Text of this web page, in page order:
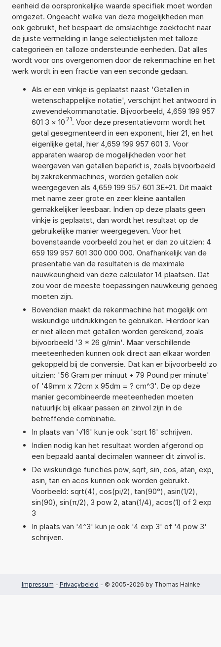
eenheid de oorspronkelijke waarde specifiek moet worden
omgezet. Ongeacht welke van deze mogelijkheden men
ook gebruikt, het bespaart de omslachtige zoektocht naar
de juiste vermelding in lange selectielijsten met talloze
categorieën en talloze ondersteunde eenheden. Dat alles
wordt voor ons overgenomen door de rekenmachine en het
werk wordt in een fractie van een seconde gedaan.
Als er een vinkje is geplaatst naast 'Getallen in
wetenschappelijke notatie', verschijnt het antwoord in
zwevendekommanotatie. Bijvoorbeeld, 4,659 199 957
601 3 × 10 21. Voor deze presentatievorm wordt het
getal gesegmenteerd in een exponent, hier 21, en het
eigenlijke getal, hier 4,659 199 957 601 3. Voor
apparaten waarop de mogelijkheden voor het
weergeven van getallen beperkt is, zoals bijvoorbeeld
bij zakrekenmachines, worden getallen ook
weergegeven als 4,659 199 957 601 3E+21. Dit maakt
met name zeer grote en zeer kleine aantallen
gemakkelijker leesbaar. Indien op deze plaats geen
vinkje is geplaatst, dan wordt het resultaat op de
gebruikelijke manier weergegeven. Voor het
bovenstaande voorbeeld zou het er dan zo uitzien: 4
659 199 957 601 300 000 000. Onafhankelijk van de
presentatie van de resultaten is de maximale
nauwkeurigheid van deze calculator 14 plaatsen. Dat
zou voor de meeste toepassingen nauwkeurig genoeg
moeten zijn.
Bovendien maakt de rekenmachine het mogelijk om
wiskundige uitdrukkingen te gebruiken. Hierdoor kan
er niet alleen met getallen worden gerekend, zoals
bijvoorbeeld '3 * 26 g/min'. Maar verschillende
meeteenheden kunnen ook direct aan elkaar worden
gekoppeld bij de conversie. Dat kan er bijvoorbeeld zo
uitzien: '56 Gram per minuut + 79 Pound per minute'
of '49mm x 72cm x 95dm = ? cm^3'. De op deze
manier gecombineerde meeteenheden moeten
natuurlijk bij elkaar passen en zinvol zijn in de
betreffende combinatie.
In plaats van '√16' kun je ook 'sqrt 16' schrijven.
Indien nodig kan het resultaat worden afgerond op
een bepaald aantal decimalen wanneer dit zinvol is.
De wiskundige functies pow, sqrt, sin, cos, atan, exp,
asin, tan en acos kunnen ook worden gebruikt.
Voorbeeld: sqrt(4), cos(pi/2), tan(90°), asin(1/2),
sin(90), sin(π/2), 3 pow 2, atan(1/4), acos(1) of 2 exp
3
In plaats van '4^3' kun je ook '4 exp 3' of '4 pow 3'
schrijven.
Impressum - Privacybeleid - © 2005-2026 by Thomas Hainke